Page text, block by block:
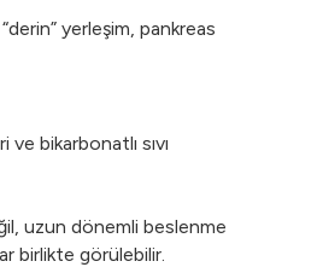
yerleşim, pankreas
bikarbonatlı sıvı
uzun dönemli beslenme
birlikte görülebilir.